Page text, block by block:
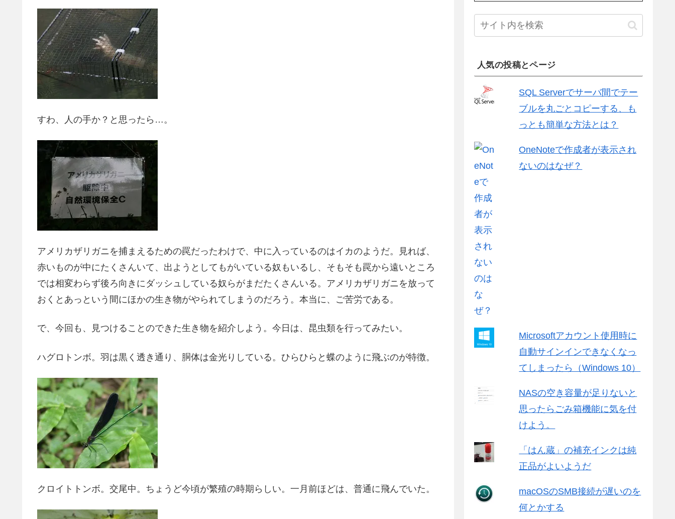
すわ、人の手か？と思ったら…。
アメリカザリガニを捕まえるための罠だったわけで、中に入っているのはイカのようだ。見れば、
赤いものが中にたくさんいて、出ようとしてもがいている奴もいるし、そもそも罠から遠いところ
では相変わらず後ろ向きにダッシュしている奴らがまだたくさんいる。アメリカザリガニを放って
おくとあっという間にほかの生き物がやられてしまうのだろう。本当に、ご苦労である。
で、今回も、見つけることのできた生き物を紹介しよう。今日は、昆虫類を行ってみたい。
ハグロトンボ。羽は黒く透き通り、胴体は金光りしている。ひらひらと蝶のように飛ぶのが特徴。
クロイトトンボ。交尾中。ちょうど今頃が繁殖の時期らしい。一月前ほどは、普通に飛んでいた。
人気の投稿とページ
SQL Serverでサーバ間でテー
ブルを丸ごとコピーする、も
っとも簡単な方法とは？
OneNoteで作成者が表示され
ないのはなぜ？
Microsoftアカウント使用時に
自動サインインできなくなっ
てしまったら（Windows 10）
NASの空き容量が足りないと
思ったらごみ箱機能に気を付
けよう。
「はん蔵」の補充インクは純
正品がよいようだ
macOSのSMB接続が遅いのを
何とかする